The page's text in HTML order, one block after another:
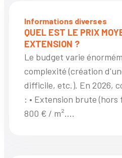
Informations diverses
QUEL EST LE PRIX
EXTENSION ?
Le budget varie
complexité (création
difficile, etc.). En 2026,
: • Extension brute (hors
800 € / m²....